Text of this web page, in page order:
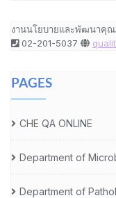
งานนโยบายและพัฒนาคุ
02-201-5037
PAGES
CHE QA ONLINE
Department of
Department of